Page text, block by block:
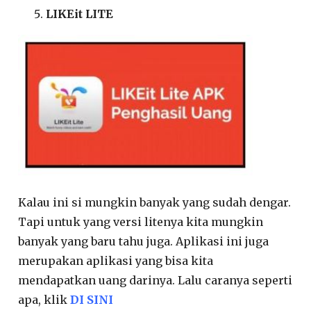
LIKEit LITE
Kalau ini si mungkin banyak yang sudah dengar.
Tapi untuk yang versi litenya kita mungkin
banyak yang baru tahu juga. Aplikasi ini juga
merupakan aplikasi yang bisa kita
mendapatkan uang darinya. Lalu caranya seperti
apa, klikDI SINI